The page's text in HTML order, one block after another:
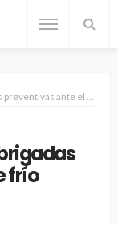
el frente frío número 21
frío